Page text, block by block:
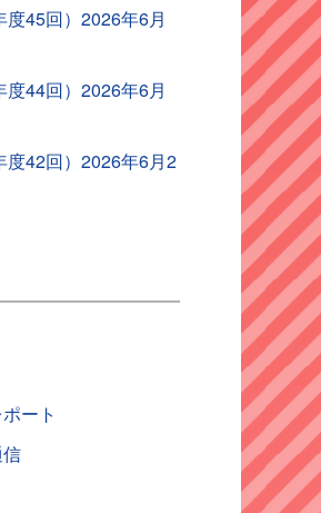
45回）2026年6月
44回）2026年6月
度42回）2026年6月2
ート